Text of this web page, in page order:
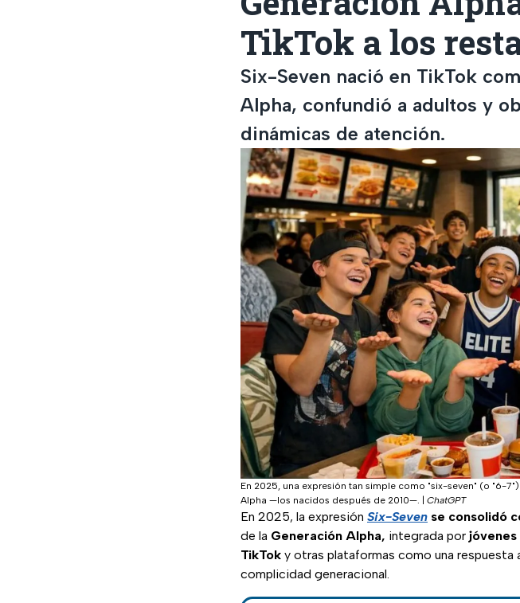
TikTok a los
Six-Seven nació en TikTok
Alpha, confundió a adultos y
dinámicas de atención.
En 2025, una expresión tan simple como "six-seven" (o "6-
Alpha —los nacidos después de 2010—.
ChatGPT
En 2025, la expresión Six-Seven se consolidó
de la Generación Alpha, integrada por jóvenes
TikTok y otras plataformas como una
complicidad generacional.